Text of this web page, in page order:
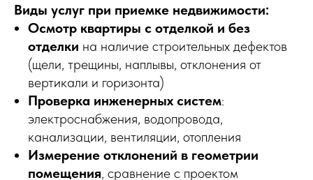
Виды услуг при приемке недвижимости:
Осмотр квартиры с отделкой и без
отделки на наличие строительных дефектов
(щели, трещины, наплывы, отклонения от
вертикали и горизонта)
Проверка инженерных систем:
электроснабжения, водопровода,
канализации, вентиляции, отопления
Измерение отклонений в геометрии
помещения, сравнение с проектом